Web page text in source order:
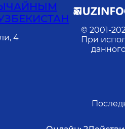
4
© 2001-
При